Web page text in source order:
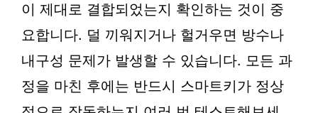
이 제대로 결합되었는지 확인하는 것이 중
요합니다. 덜 끼워지거나 헐거우면 방수나
내구성 문제가 발생할 수 있습니다. 모든 과
정을 마친 후에는 반드시 스마트키가 정상